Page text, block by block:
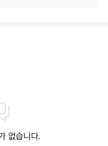
없습니다.